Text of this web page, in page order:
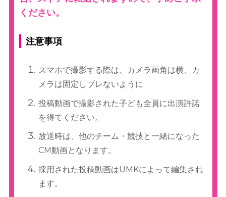
ください。
注意事項
スマホで撮影する際は、カメラ画角は横、カ
メラは固定しブレないように
投稿動画で撮影された子ども全員に出演許諾
を得てください。
放送時は、他のチーム・競技と一緒になった
CM動画となります。
採用された投稿動画はUMKによって編集され
ます。